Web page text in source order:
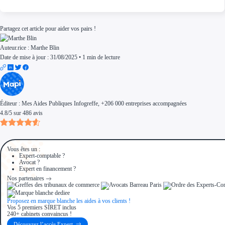
Partagez cet article pour aider vos pairs !
Auteur.rice : Marthe Blin
Date de mise à jour : 31/08/2025 • 1 min de lecture
Éditeur : Mes Aides Publiques Infogreffe , +206 000 entreprises accompagnées
4.8/5 sur 486 avis
Vous êtes un :
Expert-comptable ?
Avocat ?
Expert en financement ?
Nos partenaires
Proposez en marque blanche les aides à vos clients !
Vos 5 premiers SIRET inclus
240+ cabinets convaincus !